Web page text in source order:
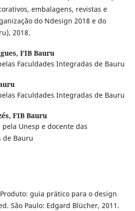
embalagens, revistas e
do Ndesign 2018 e do
2018.
FIB Bauru
Faculdades Integradas de Bauru
Faculdades Integradas de Bauru
FIB Bauru
Unesp e docente das
de Bauru
Produto: guia prático para o design
São Paulo: Edgard Blücher, 2011.